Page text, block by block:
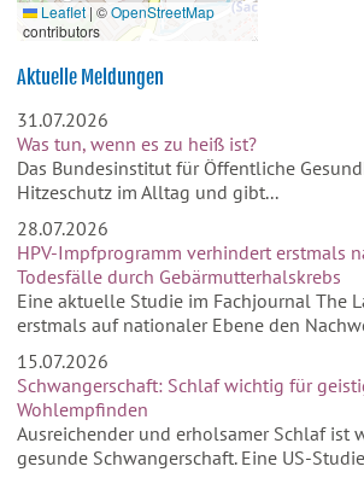
Leaflet | ©OpenStreetMap
contributors
Aktuelle Meldungen
31.07.2026
Was tun, wenn es zu heiß ist?
Das Bundesinstitut für Öffentliche
Hitzeschutz im Alltag und gibt...
28.07.2026
HPV-Impfprogramm verhindert erstmals
Todesfälle durch Gebärmutterhalskrebs
Eine aktuelle Studie im Fachjournal The
erstmals auf nationaler Ebene den
15.07.2026
Schwangerschaft: Schlaf wichtig für
Wohlempfinden
Ausreichender und erholsamer Schlaf ist
gesunde Schwangerschaft. Eine US-